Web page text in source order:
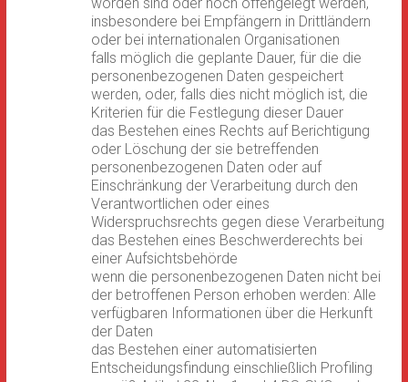
insbesondere bei Empfängern in Drittländern
oder bei internationalen Organisationen
falls möglich die geplante Dauer, für die die
personenbezogenen Daten gespeichert
werden, oder, falls dies nicht möglich ist, die
Kriterien für die Festlegung dieser Dauer
das Bestehen eines Rechts auf Berichtigung
oder Löschung der sie betreffenden
personenbezogenen Daten oder auf
Einschränkung der Verarbeitung durch den
Verantwortlichen oder eines
Widerspruchsrechts gegen diese Verarbeitung
das Bestehen eines Beschwerderechts bei
einer Aufsichtsbehörde
wenn die personenbezogenen Daten nicht bei
der betroffenen Person erhoben werden: Alle
verfügbaren Informationen über die Herkunft
der Daten
das Bestehen einer automatisierten
Entscheidungsfindung einschließlich Profiling